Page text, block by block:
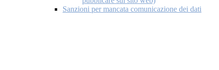
Sanzioni per mancata comunicazione dei dati